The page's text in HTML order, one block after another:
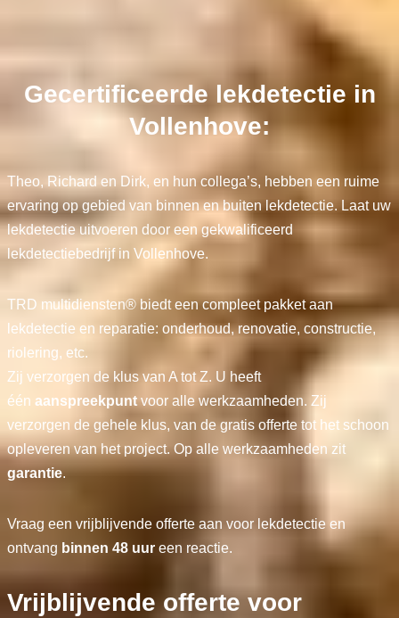
Gecertificeerde lekdetectie in
Vollenhove:
Theo, Richard en Dirk, en hun collega’s, hebben een ruime
ervaring op gebied van binnen en buiten lekdetectie. Laat uw
lekdetectie uitvoeren door een gekwalificeerd
lekdetectiebedrijf in Vollenhove.
TRD multidiensten® biedt een compleet pakket aan
lekdetectie en reparatie: onderhoud, renovatie, constructie,
riolering, etc.
Zij verzorgen de klus van A tot Z. U heeft
één aanspreekpuntvoor alle werkzaamheden. Zij
verzorgen de gehele klus, van de gratis offerte tot het schoon
opleveren van het project. Op alle werkzaamheden zit
garantie.
Vraag een vrijblijvende offerte aan voor lekdetectie en
ontvang binnen 48 uureen reactie.
Vrijblijvende offerte voor